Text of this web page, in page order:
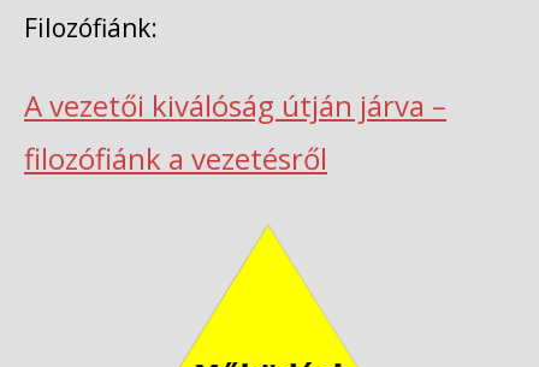
Filozófiánk:
A vezetői kiválóság útján járva –
filozófiánk a vezetésről